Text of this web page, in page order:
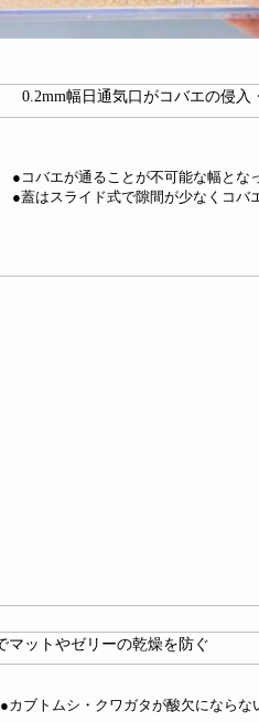
●コバエが通ることが不可能な幅とな
●蓋はスライド式で隙間が少なくコバ
●カブトムシ・クワガタが酸欠にならな